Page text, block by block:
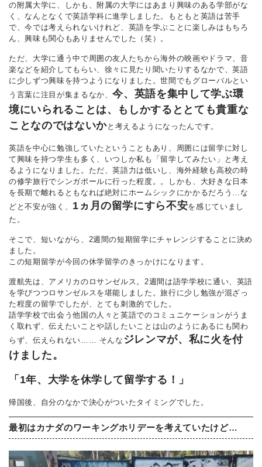
の附属大学に、しかも、附属の大学にはあまり興味のある学部がな
く、なんとなくで英語学科に進学しました。もともと英語は苦手
で、今では考えられないけれど、英語を学ぶことに楽しみはもちろ
ん、興味も関心もありませんでした（笑）。
ただ、大学に通う中で周囲の友人たちから海外の映画やドラマ、音
楽などを紹介してもらい、徐々に見たり聞いたりするなかで、英語
に少しずつ興味を持つようになりました。世間でもグローバルとい
う言葉に注目が集まるなか、今、英語を集中して学ぶ環
境にいられることは、もしかするととても貴重な
ことなのではないかと考えるようになったんです。
英語を中心に勉強していたということもあり、周囲には留学に対し
て興味を持つ学生も多く、いつしか私も「留学してみたい」と考え
るようになりました。ただ、英語力は低いし、海外経験も高校の時
の修学旅行でシンガポールに行った程度。。しかも、大好きな日本
を長期で離れるともなれば絶対にホームシックにかかるだろう…な
どと不安が強く、 1ヵ月の留学にすら不安を感じていまし
た。
そこで、短いながら、2週間の短期留学にチャレンジすることに決め
ました。
この短期留学が今回の休学留学のきっかけになります。
渡航先は、アメリカのロサンゼルス。2週間は語学学校に通い、英語
を学びつつロサンゼルスを堪能しました。旅行に少し勉強が混ざっ
た程度の留学でしたが、とても刺激的でした。
語学学校で出会う他国の人々と英語でのコミュニケーションがうま
く取れず、伝えたいことや話したいことは山のようにあるにも関わ
らず、伝えられない…… そんな ジレンマが、私に火を付
けました。
「1年、大学を休学して留学する！」
帰国後、自分のなかで決心がついたタイミングでした。
最初はカナダのワーキングホリデーを考えていたけど…